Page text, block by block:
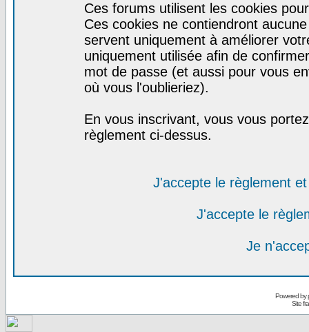
Ces forums utilisent les cookies
Ces cookies ne contiendront
servent uniquement à améliorer
uniquement utilisée afin de
mot de passe (et aussi pour vous
où vous l'oublieriez).
En vous inscrivant, vous vous
règlement ci-dessus.
J'accepte le règlement
J'accepte le
Je
Powered by
Site